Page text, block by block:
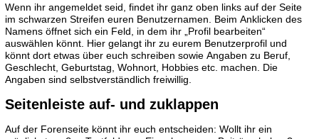
Wenn ihr angemeldet seid, findet ihr ganz oben links auf der Seite
im schwarzen Streifen euren Benutzernamen. Beim Anklicken des
Namens öffnet sich ein Feld, in dem ihr „Profil bearbeiten“
auswählen könnt. Hier gelangt ihr zu eurem Benutzerprofil und
könnt dort etwas über euch schreiben sowie Angaben zu Beruf,
Geschlecht, Geburtstag, Wohnort, Hobbies etc. machen. Die
Angaben sind selbstverständlich freiwillig.
Seitenleiste auf- und zuklappen
Auf der Forenseite könnt ihr euch entscheiden: Wollt ihr ein